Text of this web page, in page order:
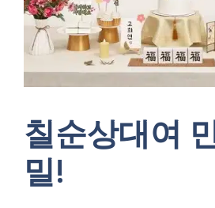
칠순상대여
밀!